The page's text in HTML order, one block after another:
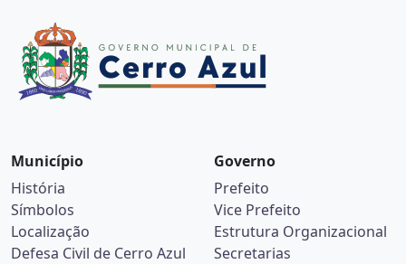
Município
História
Símbolos
Localização
Defesa Civil de Cerro Azul
Governo
Prefeito
Vice Prefeito
Estrutura Organizacional
Secretarias